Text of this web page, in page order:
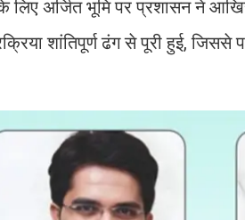
लिए अर्जित भूमि पर प्रशासन ने
शांतिपूर्ण ढंग से पूरी हुई, जिससे